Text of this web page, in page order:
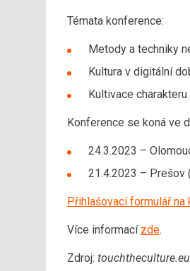
Témata konference:
Metody a techniky
Kultura v digitální
Kultivace
Konference se koná ve
24.3.2023 –
21.4.2023 – Prešov
Přihlašovací formulář
Více informací zde.
Zdroj: touchtheculture.eu